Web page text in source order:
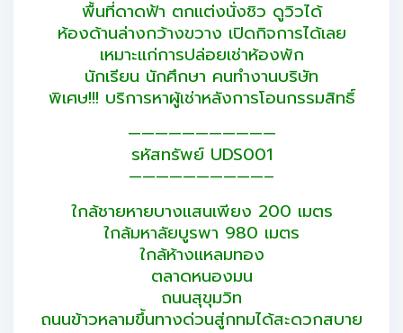
พื้นที่ดาดฟ้า ตกแต่งนั่งชิว ดูวิวได้
ห้องด้านล่างกว้างขวาง เปิดกิจการได้เลย
เหมาะแก่การปล่อยเช่าห้องพัก
นักเรียน นักศึกษา คนทำงานบริษัท
พิเศษ!!! บริการหาผู้เช่าหลังการโอนกรรมสิทธิ์
———————————
รหัสทรัพย์ UDS001
——————————–
ใกล้ชายหายบางแสนเพียง 200 เมตร
ใกล้มหาลัยบูรพา 980 เมตร
ใกล้ห้างแหลมทอง
ตลาดหนองมน
ถนนสุขุมวิท
ถนนข้าวหลามขึ้นทางด่วนสู่กทมได้สะดวกสบาย